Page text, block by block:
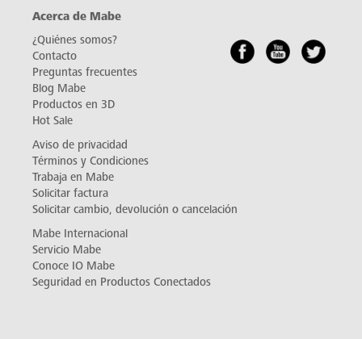
Acerca de Mabe
¿Quiénes somos?
Contacto
Preguntas frecuentes
Blog Mabe
Productos en 3D
Hot Sale
Aviso de privacidad
Términos y Condiciones
Trabaja en Mabe
Solicitar factura
Solicitar cambio, devolución o cancelación
Mabe Internacional
Servicio Mabe
Conoce IO Mabe
Seguridad en Productos Conectados